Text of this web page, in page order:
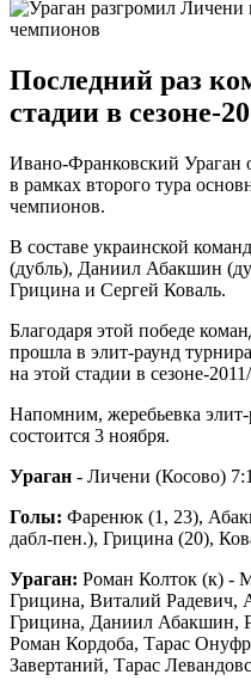
Последний раз
стадии в сезоне-
Ивано-Франковский Ураган
в рамках второго тура
чемпионов.
В составе украинской
(дубль), Даниил Абакшин
Грицина и Сергей Коваль.
Благодаря этой победе
прошла в элит-раунд
на этой стадии в сезоне-
Напомним, жеребьевка
состоится 3 ноября.
Ураган - Личени (Косово)
Голы: Фаренюк (1, 23),
дабл-пен.), Грицина (20),
Ураган: Роман Колток (к) -
Грицина, Виталий
Грицина, Даниил Абакшин,
Роман Кордоба, Тарас
Завертаний, Тарас